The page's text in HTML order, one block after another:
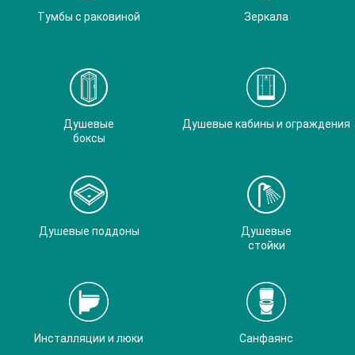
Тумбы с раковиной Зеркала
Душевые
боксы
Душевые кабины и ограждения
Душевые поддоны
Душевые
стойки
Инсталляции и люки Санфаянс